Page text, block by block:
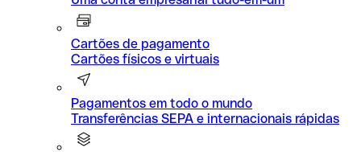
Cartões de pagamento
Cartões físicos e virtuais
Pagamentos em todo o mundo
Transferências SEPA e internacionais rápidas